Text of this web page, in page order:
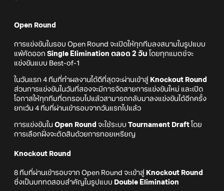
Open Round
การแข่งขันในรอบ Open Round จะเปิดให้ทุกทีมลงสนามในรูปแบบ
แพ้คัดออก Single Elimination ตลอด 2 วัน โดยทุกแมตช์จะ
แข่งขันแบบ Best-of-1
ในวันแรก 4 ทีมที่ทำผลงานได้ดีที่สุดจะผ่านเข้าสู่ Knockout Round
ส่วนการแข่งขันในวันที่สองจะมีการจัดสายการแข่งขันใหม่ และเปิด
โอกาสให้ทุกทีมที่ตกรอบไปแล้วสามารถกลับมาลงแข่งขันได้อีกครั้ง
ยกเว้น 4 ทีมที่ผ่านเข้ารอบจากวันแรกไปแล้ว
การแข่งขันใน Open Round จะใช้ระบบ Tournament Draft โดย
การเลือกฝั่งจะตัดสินด้วยการทอยเหรียญ
Knockout Round
8 ทีมที่ผ่านเข้ารอบจาก Open Round จะเข้าสู่ Knockout Round
ซึ่งเป็นบททดสอบสำคัญในรูปแบบ Double Elimination